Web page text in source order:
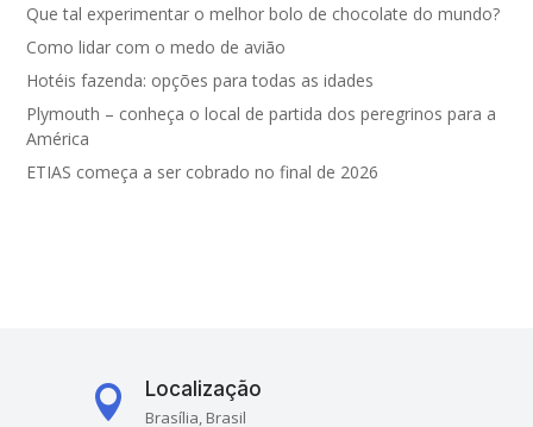
Que tal experimentar o melhor bolo de chocolate do mundo?
Como lidar com o medo de avião
Hotéis fazenda: opções para todas as idades
Plymouth – conheça o local de partida dos peregrinos para a
América
ETIAS começa a ser cobrado no final de 2026
 Localização
Brasília, Brasil